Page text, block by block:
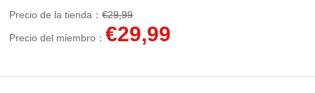
Precio de la tienda：€29,99
Precio del miembro：€29,99